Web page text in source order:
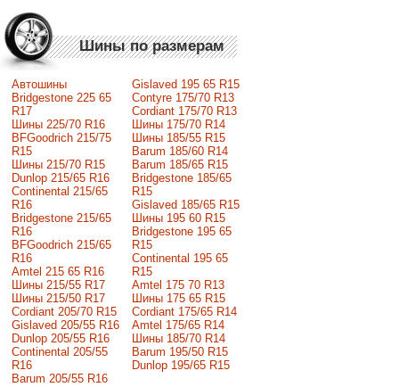
Шины по размерам
Автошины
Bridgestone 225 65
R17
Шины 225/70 R16
BFGoodrich 215/75
R15
Шины 215/70 R15
Dunlop 215/65 R16
Continental 215/65
R16
Bridgestone 215/65
R16
BFGoodrich 215/65
R16
Amtel 215 65 R16
Шины 215/55 R17
Шины 215/50 R17
Сordiant 205/70 R15
Gislaved 205/55 R16
Dunlop 205/55 R16
Continental 205/55
R16
Barum 205/55 R16
Gislaved 195 65 R15
Contyre 175/70 R13
Cordiant 175/70 R13
Шины 175/70 R14
Шины 185/55 R15
Barum 185/60 R14
Barum 185/65 R15
Bridgestone 185/65
R15
Gislaved 185/65 R15
Шины 195 60 R15
Bridgestone 195 65
R15
Continental 195 65
R15
Amtel 175 70 R13
Шины 175 65 R15
Cordiant 175/65 R14
Amtel 175/65 R14
Шины 185/70 R14
Barum 195/50 R15
Dunlop 195/65 R15